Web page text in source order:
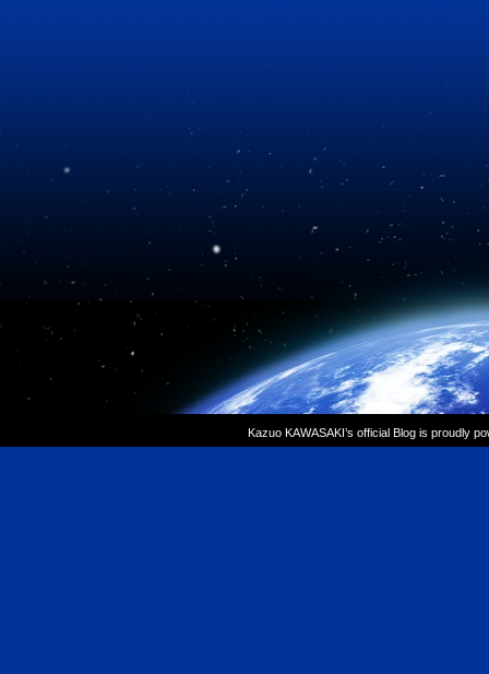
Kazuo KAWASAKI’s official Blog is proudly